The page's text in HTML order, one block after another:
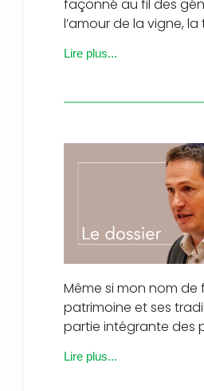
façonné au fil des
l’amour de la vigne,
Lire plus...
Même si mon nom
patrimoine et ses
partie intégrante des
Lire plus...